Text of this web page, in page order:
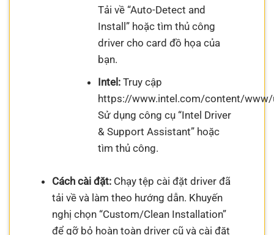
Tải về “Auto-Detect and
Install” hoặc tìm thủ công
driver cho card đồ họa của
bạn.
Intel:Truy cập
https://www.intel.com/content/
Sử dụng công cụ “Intel Driver
& Support Assistant” hoặc
tìm thủ công.
Cách cài đặt:Chạy tệp cài đặt driver đã
tải về và làm theo hướng dẫn. Khuyến
nghị chọn “Custom/Clean Installation”
để gỡ bỏ hoàn toàn driver cũ và cài đặt